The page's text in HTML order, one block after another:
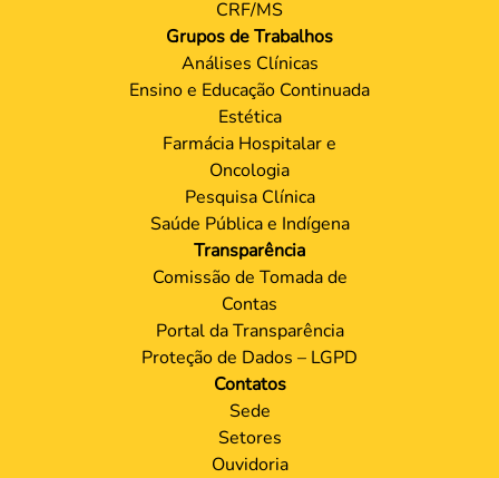
CRF/MS
Grupos de Trabalhos
Análises Clínicas
Ensino e Educação Continuada
Estética
Farmácia Hospitalar e
Oncologia
Pesquisa Clínica
Saúde Pública e Indígena
Transparência
Comissão de Tomada de
Contas
Portal da Transparência
Proteção de Dados – LGPD
Contatos
Sede
Setores
Ouvidoria